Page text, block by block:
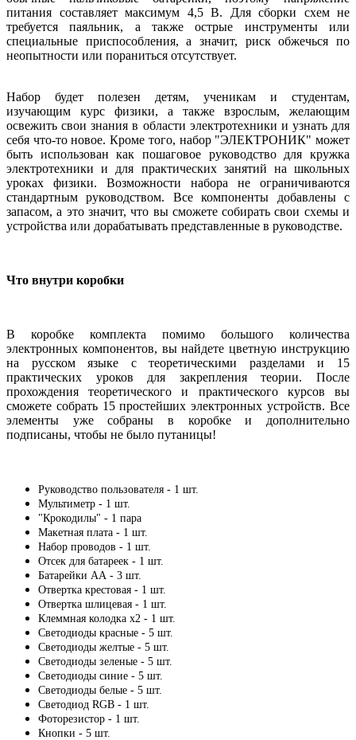
питания составляет максимум 4,5 В. Для сборки схем не
требуется паяльник, а также острые инструменты или
специальные приспособления, а значит, риск обжечься по
неопытности или пораниться отсутствует.
Набор будет полезен детям, ученикам и студентам,
изучающим курс физики, а также взрослым, желающим
освежить свои знания в области электротехники и узнать для
себя что-то новое. Кроме того, набор "ЭЛЕКТРОНИК" может
быть использован как пошаговое руководство для кружка
электротехники и для практических занятий на школьных
уроках физики. Возможности набора не ограничиваются
стандартным руководством. Все компоненты добавлены с
запасом, а это значит, что вы сможете собирать свои схемы и
устройства или дорабатывать представленные в руководстве.
Что внутри коробки
В коробке комплекта помимо большого количества
электронных компонентов, вы найдете цветную инструкцию
на русском языке с теоретическими разделами и 15
практических уроков для закрепления теории. После
прохождения теоретического и практического курсов вы
сможете собрать 15 простейших электронных устройств. Все
элементы уже собраны в коробке и дополнительно
подписаны, чтобы не было путаницы!
Руководство пользователя - 1 шт.
Мультиметр - 1 шт.
"Крокодилы" - 1 пара
Макетная плата - 1 шт.
Набор проводов - 1 шт.
Отсек для батареек - 1 шт.
Батарейки АА - 3 шт.
Отвертка крестовая - 1 шт.
Отвертка шлицевая - 1 шт.
Клеммная колодка х2 - 1 шт.
Светодиоды красные - 5 шт.
Светодиоды желтые - 5 шт.
Светодиоды зеленые - 5 шт.
Светодиоды синие - 5 шт.
Светодиоды белые - 5 шт.
Светодиод RGB - 1 шт.
Фоторезистор - 1 шт.
Кнопки - 5 шт.